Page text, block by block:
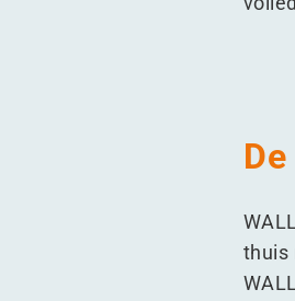
thuis